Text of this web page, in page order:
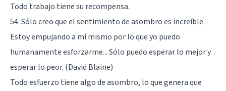
Todo trabajo tiene su recompensa.
54. Sólo creo que el sentimiento de asombro es increíble.
Estoy empujando a mí mismo por lo que yo puedo
humanamente esforzarme... Sólo puedo esperar lo mejor y
esperar lo peor. (David Blaine)
Todo esfuerzo tiene algo de asombro, lo que genera que